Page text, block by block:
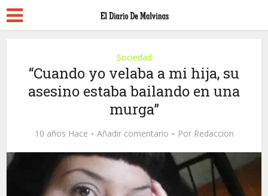
Sociedad
“Cuando yo velaba a mi hija, su
asesino estaba bailando en una
murga”
10 años Hace Añadir comentario Por Redaccion